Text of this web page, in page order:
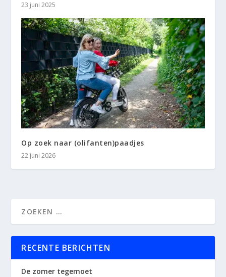
23 juni 2025
Op zoek naar (olifanten)paadjes
22 juni 2026
RECENTE BERICHTEN
De zomer tegemoet